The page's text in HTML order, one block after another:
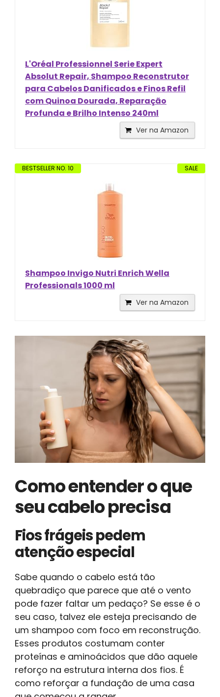
L'Oréal Professionnel Serie Expert
Absolut Repair, Shampoo Reconstrutor
para Cabelos Danificados e Finos Refil
com Quinoa Dourada, Reparação
Profunda e Brilho Intenso 240ml
Ver na Amazon
SALE
BESTSELLER NO. 10
Shampoo Invigo Nutri Enrich Wella
Professionals 1000 ml
Ver na Amazon
Como entender o que
seu cabelo precisa
Fios frágeis pedem
atenção especial
Sabe quando o cabelo está tão
quebradiço que parece que até o vento
pode fazer faltar um pedaço? Se esse é o
seu caso, talvez ele esteja precisando de
um shampoo com foco em reconstrução.
Esses produtos costumam conter
proteínas e aminoácidos que dão aquele
reforço na estrutura interna dos fios. É
como reforçar a fundação de uma casa